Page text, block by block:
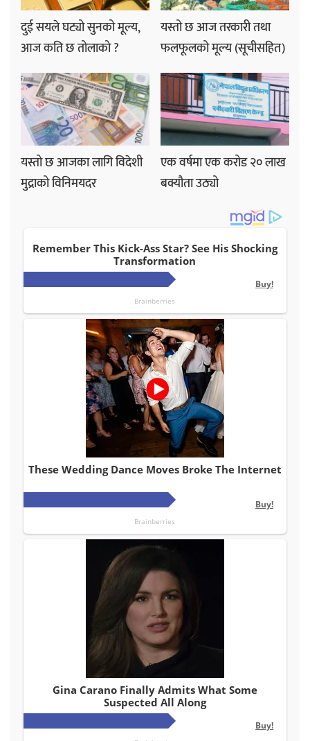
दुई सयले घट्यो सुनको मूल्य,
आज कति छ तोलाको ?
यस्तो छ आज तरकारी तथा
फलफूलको मूल्य (सूचीसहित)
यस्तो छ आजका लागि विदेशी
मुद्राको विनिमयदर
एक वर्षमा एक करोड २० लाख
बक्यौता उठ्यो